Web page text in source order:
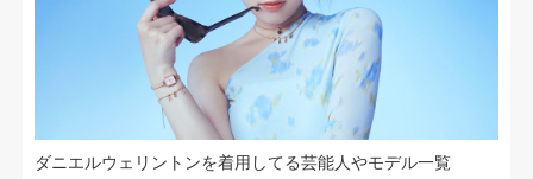
ダニエルウェリントンを着用してる芸能人やモデル一覧